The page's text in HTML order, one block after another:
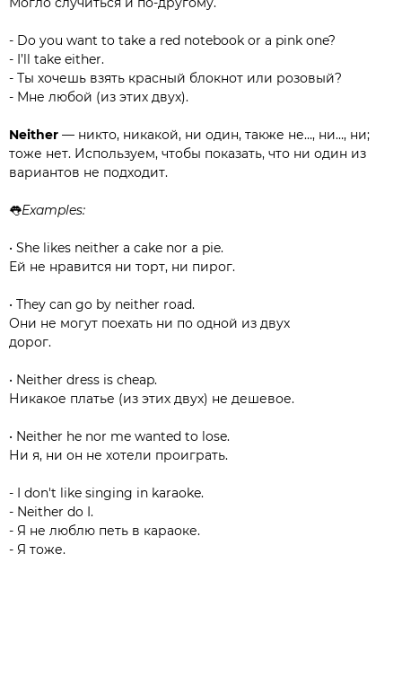
- Do you want to take a red notebook or a pink one?
- I’ll take either.
- Ты хочешь взять красный блокнот или розовый?
- Мне любой (из этих двух).⠀⠀⠀
Neither — никто, никакой, ни один, также не…, ни…, ни;
тоже нет. Используем, чтобы показать, что ни один из
вариантов не подходит.⠀⠀⠀⠀⠀⠀⠀⠀⠀
👅Examples:
• She likes neither a cake nor a pie.
Ей не нравится ни торт, ни пирог.⠀⠀⠀⠀⠀⠀⠀⠀⠀
• They can go by neither road.
Они не могут поехать ни по одной из двух
дорог.⠀⠀⠀⠀⠀⠀⠀⠀⠀
• Neither dress is cheap.
Никакое платье (из этих двух) не дешевое.⠀⠀⠀⠀⠀⠀⠀⠀⠀
• Neither he nor me wanted to lose.
Ни я, ни он не хотели проиграть.⠀⠀⠀⠀⠀⠀⠀⠀⠀
- I don't like singing in karaoke.
- Neither do I.
- Я не люблю петь в караоке.
- Я тоже.⠀⠀⠀⠀⠀⠀⠀⠀⠀